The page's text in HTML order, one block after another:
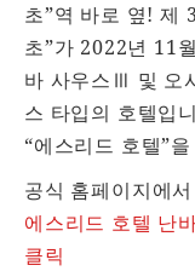
초”역 바로 옆! 제
초”가 2022년 11
바 사우스Ⅲ 및 오
스 타입의 호텔입
“에스리드 호텔”
공식 홈페이지에
에스리드 호텔 난
클릭